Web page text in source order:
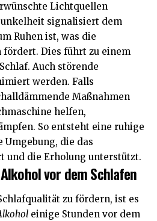
Lichtquellen
signalisiert dem
Ruhen ist, was die
Dies führt zu einem
Auch störende
werden. Falls
Maßnahmen
helfen,
So entsteht eine ruhige
die das
und die Erholung unterstützt.
vor dem Schlafen
zu fördern, ist es
einige Stunden vor dem